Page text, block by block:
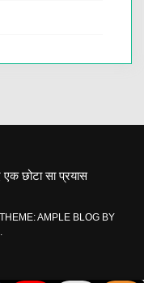
छोटा सा प्रयास
THEME: AMPLE BLOG BY